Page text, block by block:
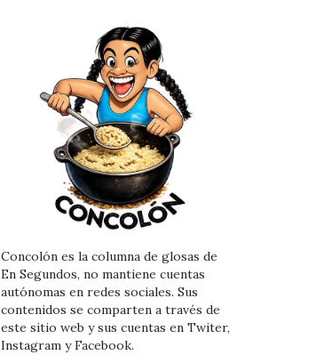
Concolón es la columna de glosas de
En Segundos, no mantiene cuentas
autónomas en redes sociales. Sus
contenidos se comparten a través de
este sitio web y sus cuentas en Twiter,
Instagram y Facebook.